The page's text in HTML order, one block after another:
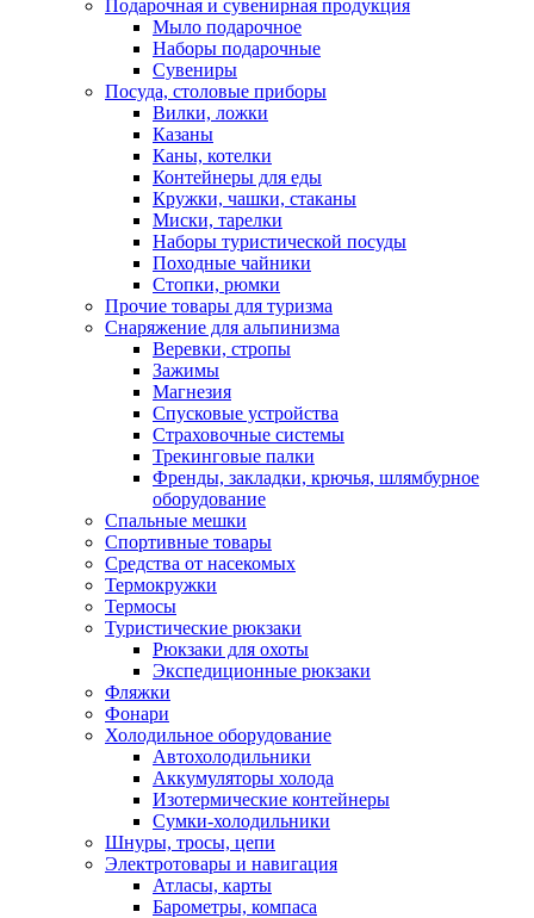
Подарочная и сувенирная продукция
Мыло подарочное
Наборы подарочные
Сувениры
Посуда, столовые приборы
Вилки, ложки
Казаны
Каны, котелки
Контейнеры для еды
Кружки, чашки, стаканы
Миски, тарелки
Наборы туристической посуды
Походные чайники
Стопки, рюмки
Прочие товары для туризма
Снаряжение для альпинизма
Веревки, стропы
Зажимы
Магнезия
Спусковые устройства
Страховочные системы
Трекинговые палки
Френды, закладки, крючья, шлямбурное
оборудование
Спальные мешки
Спортивные товары
Средства от насекомых
Термокружки
Термосы
Туристические рюкзаки
Рюкзаки для охоты
Экспедиционные рюкзаки
Фляжки
Фонари
Холодильное оборудование
Автохолодильники
Аккумуляторы холода
Изотермические контейнеры
Сумки-холодильники
Шнуры, тросы, цепи
Электротовары и навигация
Атласы, карты
Барометры, компаса